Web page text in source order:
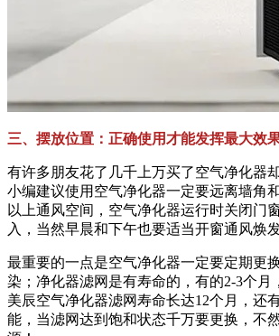
三、摆放位置：正确使用才能发挥最大效
有许多朋友花了几千上万买了空气净化器
小编建议使用空气净化器一定要远离墙角
以上通风空间，空气净化器运行时关闭门
入，当然早晨和下午也要适当开窗通风焕
最重要的一点是空气净化器一定要定期更
染；净化器滤网是有寿命的，有的2-3个月
美辰空气净化器滤网寿命长达12个月，还
能，当滤网达到饱和状态千万要更换，不